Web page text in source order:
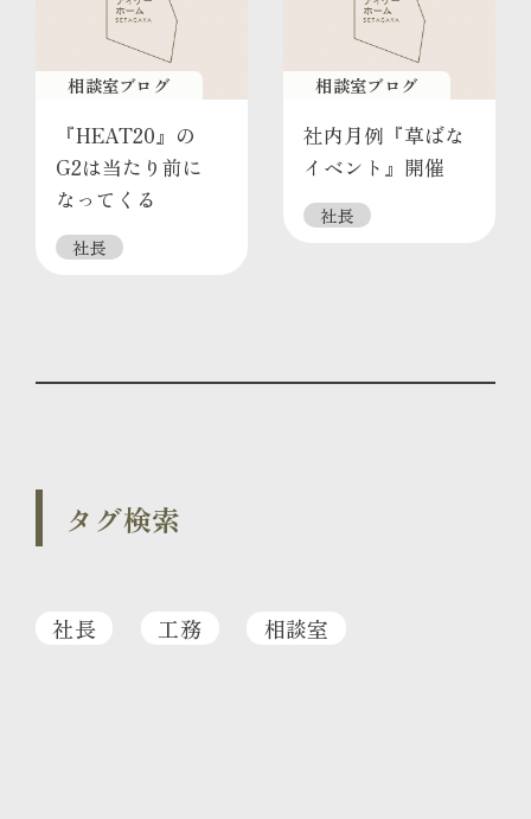
相談室ブログ
『HEAT20』の
G2は当たり前に
なってくる
社長
相談室ブログ
社内月例『草ばな
イベント』開催
社長
タグ検索
社長 工務 相談室